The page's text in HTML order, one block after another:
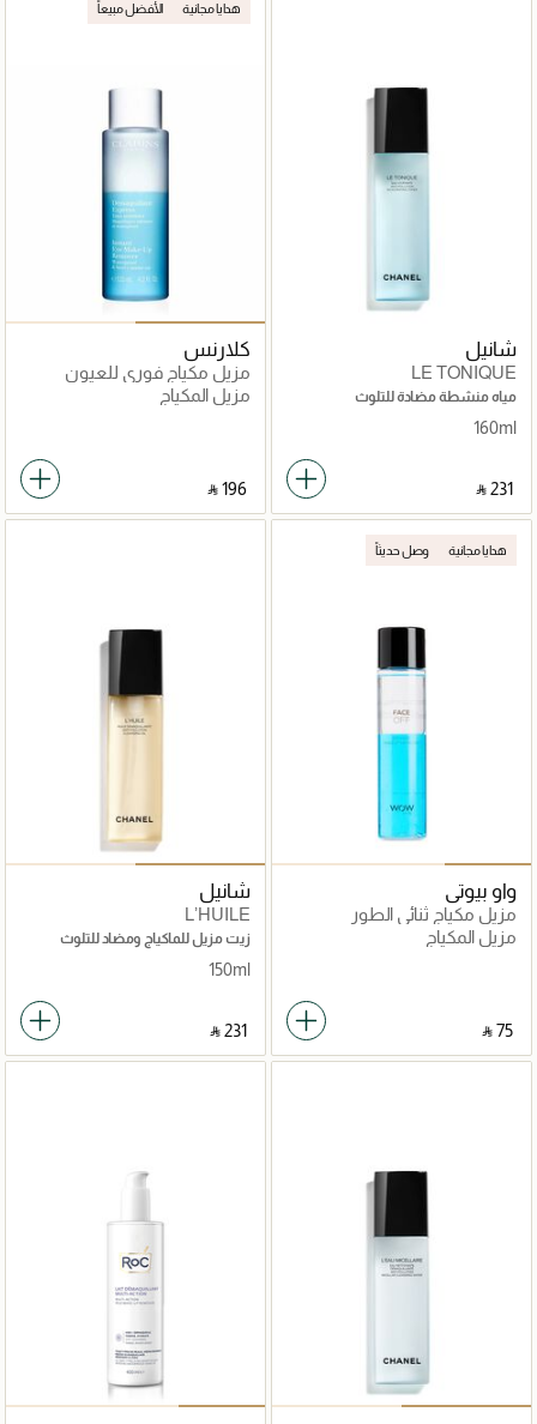
شانيل
LE TONIQUE
مياه منشطة مضادة للتلوث
160ml
‎ ⃁ ⁦231⁩ ‎
هدايا مجانية الأفضل مبيعاً
كلارنس
مزيل مكياج فوري للعيون
للمكياج الثقيل والمقاوم للماء
Instant Eye Makeup Remover
مزيل المكياج
‎ ⃁ ⁦196⁩ ‎
هدايا مجانية وصل حديثاً
واو بيوتي
مزيل مكياج ثنائي الطور
مزيل المكياج
‎ ⃁ ⁦75⁩ ‎
شانيل
L’HUILE
زيت مزيل للماكياج ومضاد للتلوث
150ml
‎ ⃁ ⁦231⁩ ‎